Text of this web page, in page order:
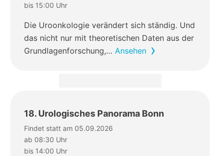
bis 15:00 Uhr
Die Uroonkologie verändert sich ständig. Und
das nicht nur mit theoretischen Daten aus der
Grundlagenforschung,… Ansehen
18. Urologisches Panorama Bonn
Findet statt am 05.09.2026
ab 08:30 Uhr
bis 14:00 Uhr